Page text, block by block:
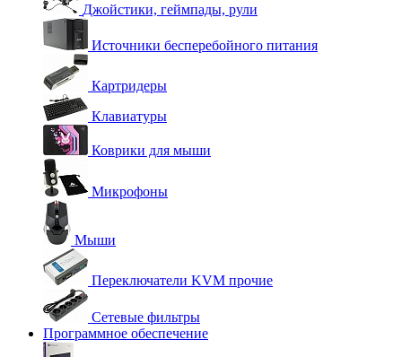
Джойстики, геймпады, рули
Источники бесперебойного питания
Картридеры
Клавиатуры
Коврики для мыши
Микрофоны
Мыши
Переключатели KVM прочие
Сетевые фильтры
Программное обеспечение